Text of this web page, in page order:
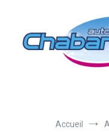
Autocars
Transport scolaire,
Accueil